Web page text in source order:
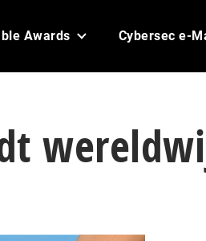
Awards Cybersec e-